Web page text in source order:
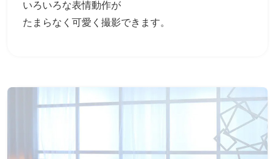
いろいろな表情動作が
たまらなく可愛く撮影できます。